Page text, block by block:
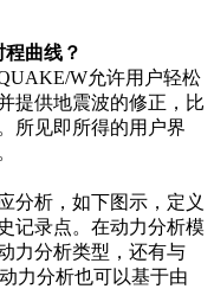
曲线？
W允许用户轻松
提供地震波的修正，比
所见即所得的用户界
分析，如下图示，定义
记录点。在动力分析模
力分析类型，还有与
力分析也可以基于由